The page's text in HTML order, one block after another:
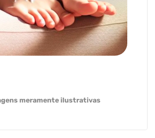
meramente ilustrativas